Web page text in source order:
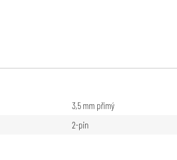
3,5 mm přímý
2-pin